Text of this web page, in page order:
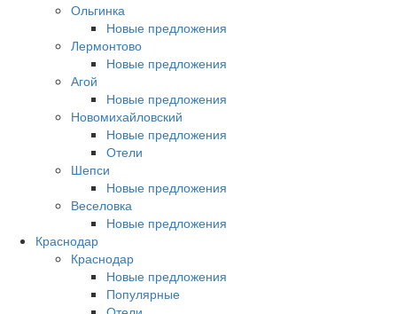
Ольгинка
Новые предложения
Лермонтово
Новые предложения
Агой
Новые предложения
Новомихайловский
Новые предложения
Отели
Шепси
Новые предложения
Веселовка
Новые предложения
Краснодар
Краснодар
Новые предложения
Популярные